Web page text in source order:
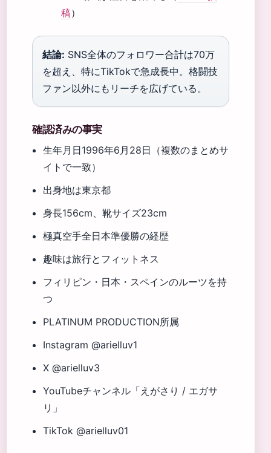
稿）
結論: SNS全体のフォロワー合計は70万
を超え、特にTikTokで急成長中。格闘技
ファン以外にもリーチを広げている。
確認済みの事実
生年月日1996年6月28日（複数のまとめサ
イトで一致）
出身地は東京都
身長156cm、靴サイズ23cm
極真空手全日本準優勝の経歴
趣味は旅行とフィットネス
フィリピン・日本・スペインのルーツを持
つ
PLATINUM PRODUCTION所属
Instagram @arielluv1
X @arielluv3
YouTubeチャンネル「えがさり / エガサ
リ」
TikTok @arielluv01